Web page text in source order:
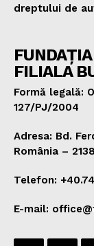
dreptului de
FILIALA
Formă legală:
127/PJ/2004
Adresa: Bd.
România –
Telefon:
E-mail: